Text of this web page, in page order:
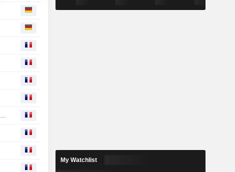
Louis Hachette Group soutenu par les activités de Lagardère au premier semestre
My Watchlist